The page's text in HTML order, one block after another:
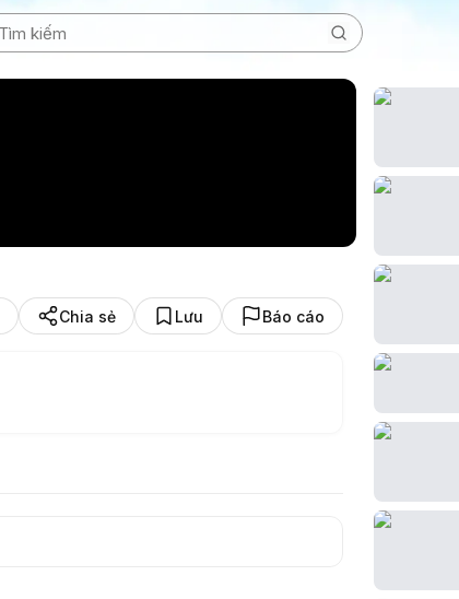
Chia sẻ Lưu Báo cáo